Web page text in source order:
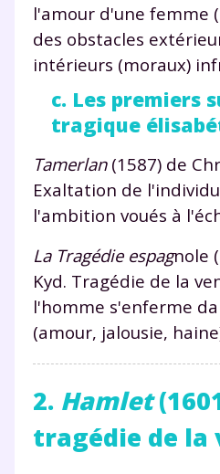
l'amour d'une femme
des obstacles
intérieurs (moraux)
c. Les premiers
tragique
Tamerlan(1587) de
Exaltation de
l'ambition voués à
La Tragédie espagnole
Kyd. Tragédie de la
l'homme s'enferme
(amour, jalousie,
2. Hamlet
tragédie de la